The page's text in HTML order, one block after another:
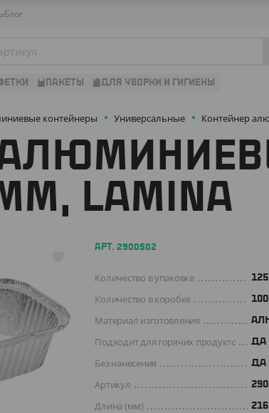
Блог
ПАКЕТЫ ДЛЯ УБОРКИ И ГИГИЕНЫ
контейнеры Универсальные Контейнер
LAMINA
АРТ. 2900502
Количество в упаковке 125
Количество в коробке
Материал изготовления
Подходит для горячих продуктов ДА
Без нанесения ДА
Артикул
Длина (мм) 216